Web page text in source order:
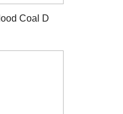
Coal D